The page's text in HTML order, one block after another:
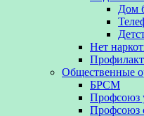
Дом
Нет
Общественные
БРСМ
Профсоюз
Профсоюз